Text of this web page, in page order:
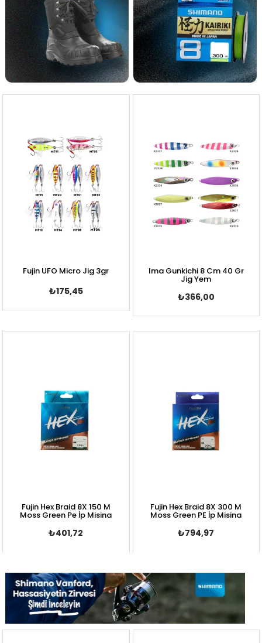
Fujin UFO Micro Jig 3gr
₺175,45
Ima Gunkichi 8 Cm 40 Gr
Jig Yem
₺366,00
Fujin Hex Braid 8X 150 M
Moss Green Pe İp Misina
₺401,72
Fujin Hex Braid 8X 300 M
Moss Green PE İp Misina
₺794,97